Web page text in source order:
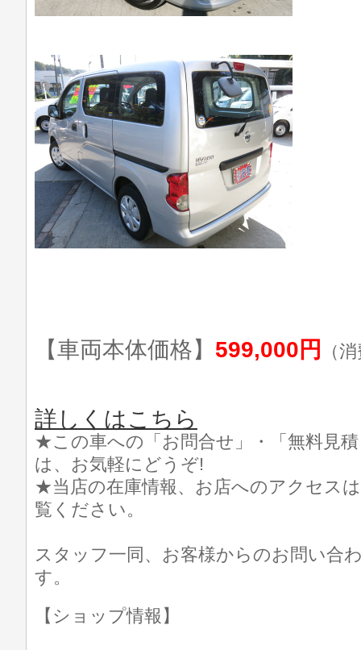
【車両本体価格】 599,000円 （
詳しくはこちら
★この車への「お問合せ」・「無料見
は、お気軽にどうぞ!
★当店の在庫情報、お店へのアクセス
覧ください。
スタッフ一同、お客様からのお問い合
す。
【ショップ情報】